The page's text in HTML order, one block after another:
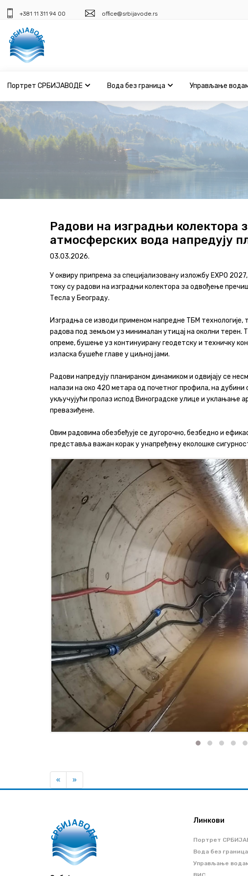
+381 11 311 94 00 office@srbijavode.rs
Портрет СРБИЈАВОДЕ Вода без граница Управљање
Портрет СРБИЈАВОДЕ
Вода без граница
Програми и извештаји
Контакт
Радови на изградњи колектора
атмосферских вода напредују
03.03.2026.
У оквиру припрема за специјализовану изложбу EXPO
току су радови на изградњи колектора за одвођење
Тесла у Београду.
Изградња се изводи применом напредне ТБМ технологије,
радова под земљом уз минималан утицај на околни
опреме, бушење уз континуирану геодетску и техничку
изласка бушеће главе у циљној јами.
Радови напредују планираном динамиком и одвијају се
налази на око 420 метара од почетног профила, на
укључујући пролаз испод Виноградске улице и уклањање
превазиђене.
Овим радовима обезбеђује се дугорочно, безбедно и
представља важан корак у унапређењу еколошке
«Previous
»
Линкови
Портрет
Вода без граница
Управљање